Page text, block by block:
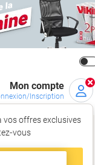
Mon compte
Inscription
vos offres exclusives
de bureau